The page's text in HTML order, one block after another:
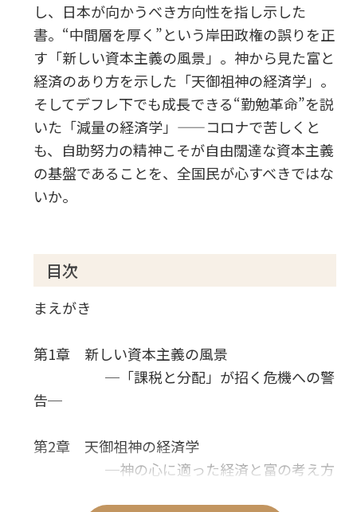
し、日本が向かうべき方向性を指し示した
書。“中間層を厚く”という岸田政権の誤りを正
す「新しい資本主義の風景」。神から見た富と
経済のあり方を示した「天御祖神の経済学」。
そしてデフレ下でも成長できる“勤勉革命”を説
いた「減量の経済学」——コロナで苦しくと
も、自助努力の精神こそが自由闊達な資本主義
の基盤であることを、全国民が心すべきではな
いか。
目次
まえがき
第1章 新しい資本主義の風景
─「課税と分配」が招く危機への警
告─
第2章 天御祖神の経済学
─神の心に適った経済と富の考え方